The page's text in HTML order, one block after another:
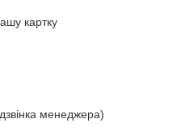
картку
менеджера)